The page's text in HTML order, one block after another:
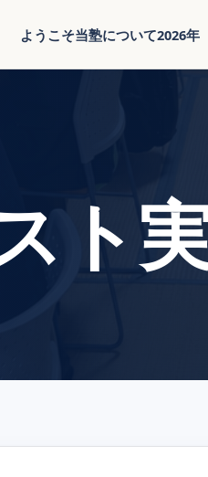
ようこそ当塾について2026
ト